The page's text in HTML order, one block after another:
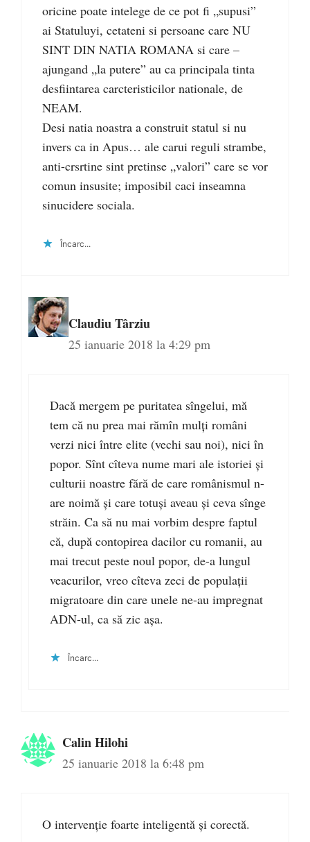
oricine poate intelege de ce pot fi „supusi”
ai Statuluyi, cetateni si persoane care NU
SINT DIN NATIA ROMANA si care –
ajungand „la putere” au ca principala tinta
desfiintarea carcteristicilor nationale, de
NEAM.
Desi natia noastra a construit statul si nu
invers ca in Apus… ale carui reguli strambe,
anti-crsrtine sint pretinse „valori” care se vor
comun insusite; imposibil caci inseamna
sinucidere sociala.
Încarc...
Claudiu Târziu
25 ianuarie 2018 la 4:29 pm
Dacă mergem pe puritatea sîngelui, mă
tem că nu prea mai rămîn mulți români
verzi nici între elite (vechi sau noi), nici în
popor. Sînt cîteva nume mari ale istoriei și
culturii noastre fără de care românismul n-
are noimă și care totuși aveau și ceva sînge
străin. Ca să nu mai vorbim despre faptul
că, după contopirea dacilor cu romanii, au
mai trecut peste noul popor, de-a lungul
veacurilor, vreo cîteva zeci de populații
migratoare din care unele ne-au impregnat
ADN-ul, ca să zic așa.
Încarc...
Calin Hilohi
25 ianuarie 2018 la 6:48 pm
O intervenție foarte inteligentă și corectă.